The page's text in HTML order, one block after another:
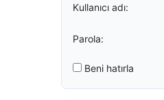
Kullanıcı adı:
Parola:
Beni hatırla